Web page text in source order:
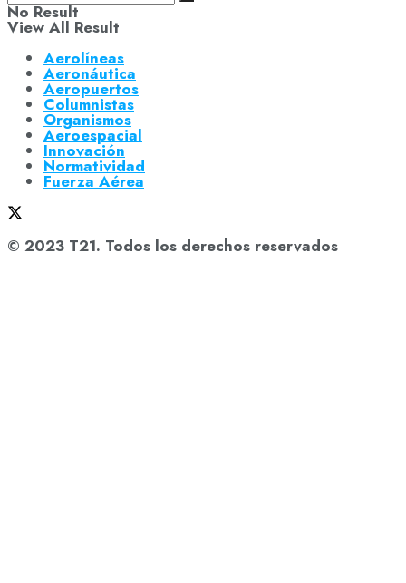
No Result
View All Result
Aerolíneas
Aeronáutica
Aeropuertos
Columnistas
Organismos
Aeroespacial
Innovación
Normatividad
Fuerza Aérea
© 2023 T21. Todos los derechos reservados